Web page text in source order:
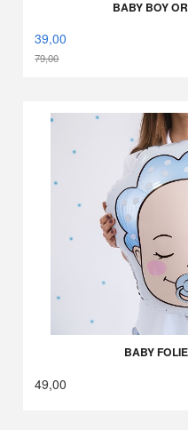
BABY BOY
39,00
79,00
BABY
49,00